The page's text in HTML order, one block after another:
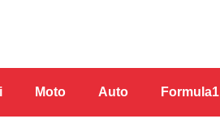
Moto Auto Formula1